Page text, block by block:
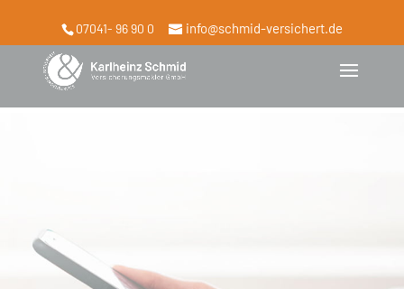
07041- 96 90 0 info@schmid-versichert.de